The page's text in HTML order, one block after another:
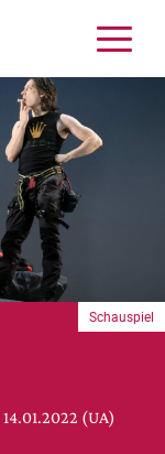
14.01.2022 (UA)
Schauspiel